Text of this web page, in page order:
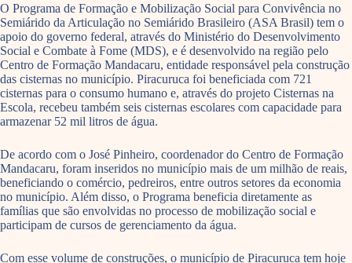
O Programa de Formação e Mobilização Social para Convivência no
Semiárido da Articulação no Semiárido Brasileiro (ASA Brasil) tem o
apoio do governo federal, através do Ministério do Desenvolvimento
Social e Combate à Fome (MDS), e é desenvolvido na região pelo
Centro de Formação Mandacaru, entidade responsável pela construção
das cisternas no município. Piracuruca foi beneficiada com 721
cisternas para o consumo humano e, através do projeto Cisternas na
Escola, recebeu também seis cisternas escolares com capacidade para
armazenar 52 mil litros de água.
De acordo com o José Pinheiro, coordenador do Centro de Formação
Mandacaru, foram inseridos no município mais de um milhão de reais,
beneficiando o comércio, pedreiros, entre outros setores da economia
no município. Além disso, o Programa beneficia diretamente as
famílias que são envolvidas no processo de mobilização social e
participam de cursos de gerenciamento da água.
Com esse volume de construções, o município de Piracuruca tem hoje